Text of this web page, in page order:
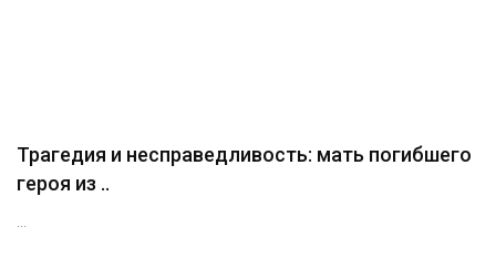
Трагедия и несправедливость: мать погибшего
героя из ..
...